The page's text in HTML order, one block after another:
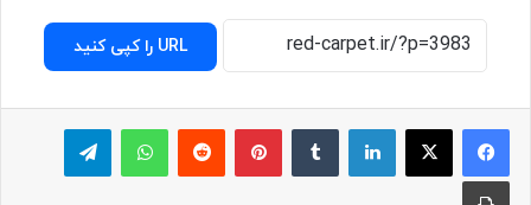
URL را کپی کنید
لینکدین پینترست ‫رددیت واتس آپ
چاپ